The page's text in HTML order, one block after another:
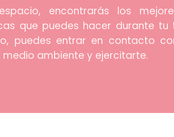
encontrarás los
que puedes hacer durante tu
puedes entrar en contacto
ambiente y ejercitarte.